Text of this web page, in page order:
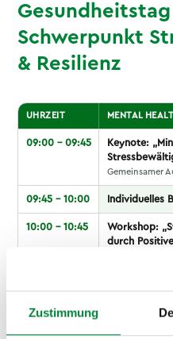
Zustimmung
Schwerpunkt
& Resilienz
UHRZEIT MENTAL
09:00 – 09:45
Keynote:
Gemeinsamer
09:45 – 10:00 Individuelles
10:00 – 10:45
Workshop:
durch
11:00 – 11:45
Workshop: